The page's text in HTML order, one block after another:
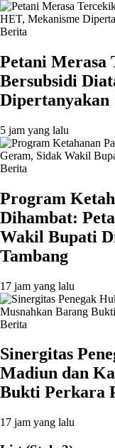
Berita
Petani Merasa
Bersubsidi
Dipertanyakan
5 jam yang lalu
Berita
Program
Dihambat:
Wakil Bupati
Tambang
17 jam yang lalu
Berita
Sinergitas
Madiun dan
Bukti Perkara
17 jam yang lalu